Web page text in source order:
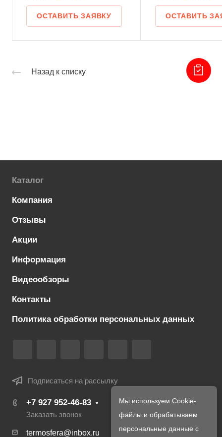
ОСТАВИТЬ ЗАЯВКУ ОСТАВИТЬ
Назад к списку
Каталог
Компания
Отзывы
Акции
Информация
Видеообзоры
Контакты
Политика обработки персональных данных
Подписаться на рассылку
+7 927 952-46-83
Заказать звонок
termosfera@inbox.ru
Мы используем Cookie-
файлы и обрабатываем
персональные данные с